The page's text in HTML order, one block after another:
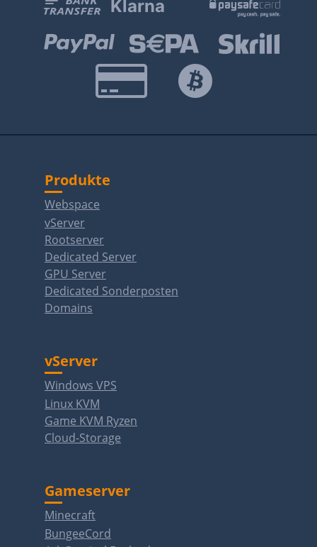
Produkte
Webspace
vServer
Rootserver
Dedicated Server
GPU Server
Dedicated Sonderposten
Domains
vServer
Windows VPS
Linux KVM
Game KVM Ryzen
Cloud-Storage
Gameserver
Minecraft
BungeeCord